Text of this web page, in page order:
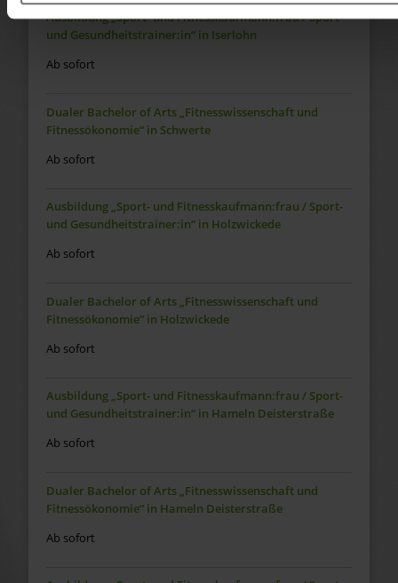
Ausbildung „Sport- und Fitnesskaufmann:frau / Sport-
und Gesundheitstrainer:in“ in Iserlohn
Ab sofort
Dualer Bachelor of Arts „Fitnesswissenschaft und
Fitnessökonomie“ in Schwerte
Ab sofort
Ausbildung „Sport- und Fitnesskaufmann:frau / Sport-
und Gesundheitstrainer:in“ in Holzwickede
Ab sofort
Dualer Bachelor of Arts „Fitnesswissenschaft und
Fitnessökonomie“ in Holzwickede
Ab sofort
Ausbildung „Sport- und Fitnesskaufmann:frau / Sport-
und Gesundheitstrainer:in“ in Hameln Deisterstraße
Ab sofort
Dualer Bachelor of Arts „Fitnesswissenschaft und
Fitnessökonomie“ in Hameln Deisterstraße
Ab sofort